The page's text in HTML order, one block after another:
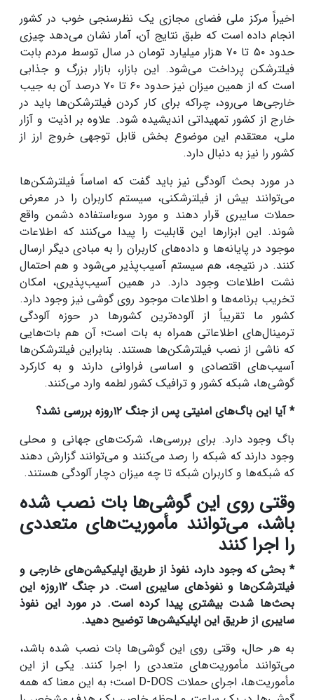
اخیراً مرکز ملی فضای مجازی یک نظرسنجی خوب در کشور
انجام داده است که طبق نتایج آن، آمار نشان می‌دهد چیزی
حدود ۵۰ تا ۷۰ هزار میلیارد تومان در سال توسط مردم بابت
فیلترشکن پرداخت می‌شود. این بازار، بازار بزرگ و جذابی
است که از همین میزان نیز حدود ۶۰ تا ۷۰ درصد آن به جیب
خارجی‌ها می‌رود، چراکه برای کار کردن فیلترشکن‌ها باید در
خارج از کشور تمهیداتی اندیشیده شود. علاوه بر اذیت و آزار
ملی، معتقدم این موضوع بخش قابل توجهی خروج ارز از
کشور را نیز به دنبال دارد.
در مورد بحث آلودگی نیز باید گفت که اساساً فیلترشکن‌ها
می‌توانند بیش از فیلترشکنی، سیستم کاربران را در معرض
حملات سایبری قرار دهند و مورد سوءاستفاده دشمن واقع
شوند. این ابزارها این قابلیت را پیدا می‌کنند که اطلاعات
موجود در پایانه‌ها و داده‌های کاربران را به مبادی دیگر ارسال
کنند. در نتیجه، هم سیستم آسیب‌پذیر می‌شود و هم احتمال
نشت اطلاعات وجود دارد. در همین آسیب‌پذیری، امکان
تخریب برنامه‌ها و اطلاعات موجود روی گوشی نیز وجود دارد.
کشور ما تقریباً از آلوده‌ترین کشورها در حوزه آلودگی
ترمینال‌های اطلاعاتی همراه به بات است؛ آن هم بات‌هایی
که ناشی از نصب فیلترشکن‌ها هستند. بنابراین فیلترشکن‌ها
آسیب‌های اقتصادی و اساسی فراوانی دارند و به کارکرد
گوشی‌ها، شبکه کشور و ترافیک کشور لطمه وارد می‌کنند.
* آیا این باگ‌های امنیتی پس از جنگ ۱۲روزه بررسی نشد؟
باگ وجود دارد. برای بررسی‌ها، شرکت‌های جهانی و محلی
وجود دارند که شبکه را رصد می‌کنند و می‌توانند گزارش دهند
که شبکه‌ها و کاربران شبکه تا چه میزان دچار آلودگی هستند.
وقتی روی این گوشی‌ها بات نصب شده
باشد، می‌توانند مأموریت‌های متعددی
را اجرا کنند
* بحثی که وجود دارد، نفوذ از طریق اپلیکیشن‌های خارجی و
فیلترشکن‌ها و نفوذهای سایبری است. در جنگ ۱۲روزه این
بحث‌ها شدت بیشتری پیدا کرده است. در مورد این نفوذ
سایبری از طریق این اپلیکیشن‌ها توضیح دهید.
به هر حال، وقتی روی این گوشی‌ها بات نصب شده باشد،
می‌توانند مأموریت‌های متعددی را اجرا کنند. یکی از این
مأموریت‌ها، اجرای حملات D-DOS است؛ به این معنا که همه